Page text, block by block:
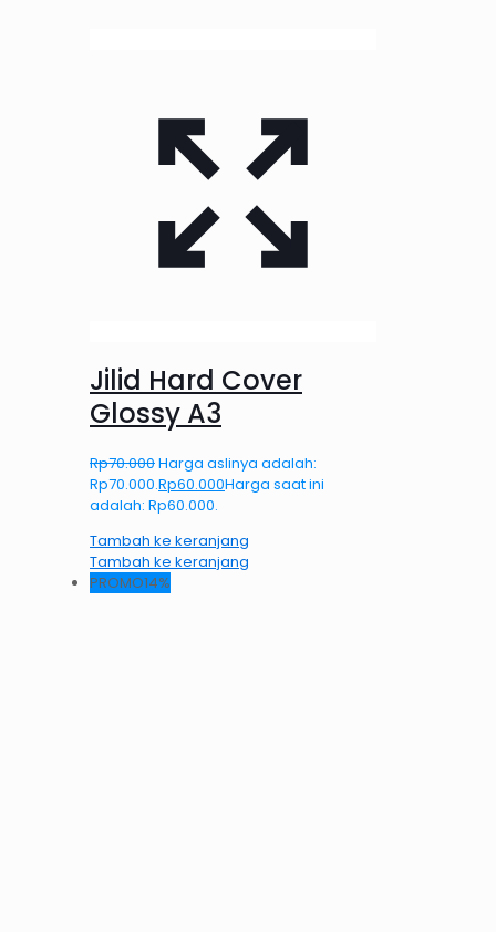
Jilid Hard Cover
Glossy A3
Rp70.000Harga aslinya adalah:
Rp70.000.Rp60.000Harga saat ini
adalah: Rp60.000.
Tambah ke keranjang
Tambah ke keranjang
PROMO14%